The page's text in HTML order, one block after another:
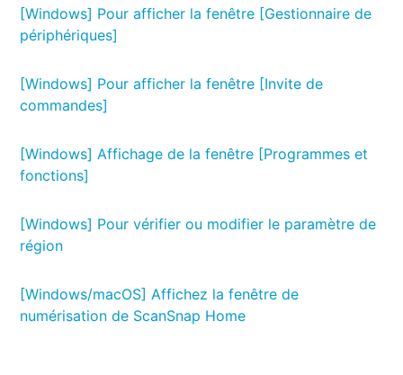
[Windows] Pour afficher la fenêtre [Gestionnaire de
périphériques]
[Windows] Pour afficher la fenêtre [Invite de
commandes]
[Windows] Affichage de la fenêtre [Programmes et
fonctions]
[Windows] Pour vérifier ou modifier le paramètre de
région
[Windows/macOS] Affichez la fenêtre de
numérisation de ScanSnap Home